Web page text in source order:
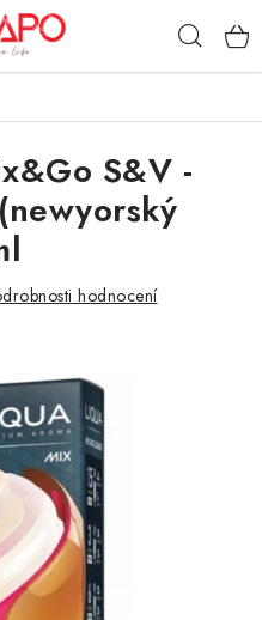
S&V -
hodnocení